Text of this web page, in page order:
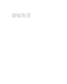
健輪制度